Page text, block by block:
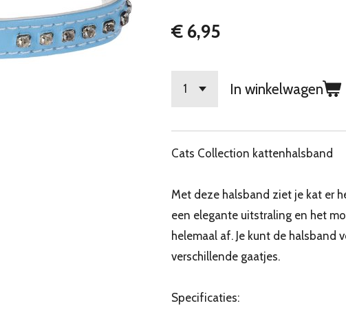
€ 6,95
In winkelwagen
Cats Collection kattenhalsband
Met deze halsband ziet je kat er
een elegante uitstraling en het
helemaal af. Je kunt de halsband
verschillende gaatjes.
Specificaties: